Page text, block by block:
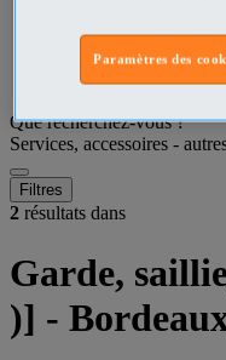
Gironde Services,
Bordeaux Services,
Que recherchez-vous ?
Services, accessoires -
Filtres
2 résultats dans
Garde,
)] -
Paramètres des